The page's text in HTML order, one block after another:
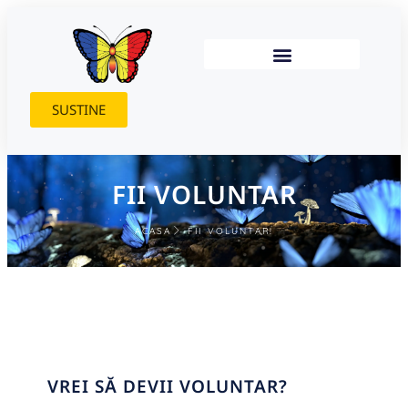
SUSTINE
FII VOLUNTAR
ACASA FII VOLUNTAR!
VREI SĂ DEVII VOLUNTAR?